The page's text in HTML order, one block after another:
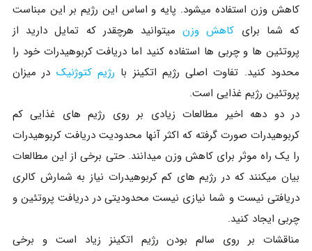
کاهش وزن استفاده میشود. پایه و اساس این رژیم بر این مبناست
که شما برای کاهش وزنمیتوانید هرچقدر که تمایل دارید از
پروتئین ها و چربی ها استفاده کنید اما دریافت کربوهیدرات خود را
محدود کنید. تفاوت اصلی رژیم اتکینز با رژیم کتوژنیک در میزان
پروتئین رژیم غذایی است.
در دو دهه اخیر مطالعات زیادی بر روی رژیم های غذایی کم
کربوهیدرات صورت گرفته که اکثر آنها محدودیت دریافت کربوهیدرات
را یک راه موثر برای کاهش وزن میدانند. حتی برخی از این مطالعات
بیان میکنند که در رژیم های کم کربوهیدرات نیاز به شمارش کالری
دریافتی نیست و شما نیازی نیست محدودیتی در دریافت پروتئین و
چربی ایجاد کنید.
مناقشات بر روی سالم بودن رژیم اتکینز زیاد است و برخی